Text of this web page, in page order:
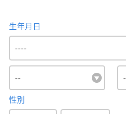
生年月日
性別